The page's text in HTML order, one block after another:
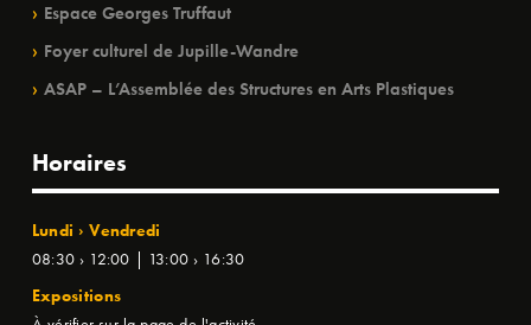
Espace Georges Truffaut
Foyer culturel de Jupille-Wandre
ASAP – L’Assemblée des Structures en Arts Plastiques
Horaires
Lundi › Vendredi
08:30 › 12:00 | 13:00 › 16:30
Expositions